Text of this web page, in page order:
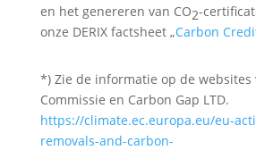
en het genereren van CO2-
onze DERIX factsheet „Carbon
*) Zie de informatie op de websites
Commissie en Carbon Gap LTD.
https://climate.ec.europa.eu/eu-
removals-and-carbon-